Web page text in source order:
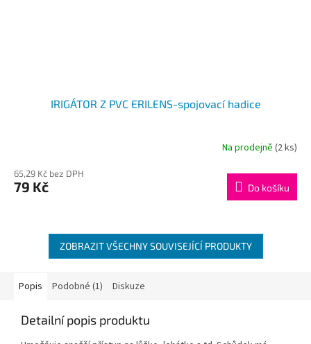
IRIGÁTOR Z PVC ERILENS-spojovací hadice
Na prodejně (2 ks)
65,29 Kč bez DPH
79 Kč Do košíku
ZOBRAZIT VŠECHNY SOUVISEJÍCÍ PRODUKTY
Popis Podobné (1) Diskuze
Detailní popis produktu